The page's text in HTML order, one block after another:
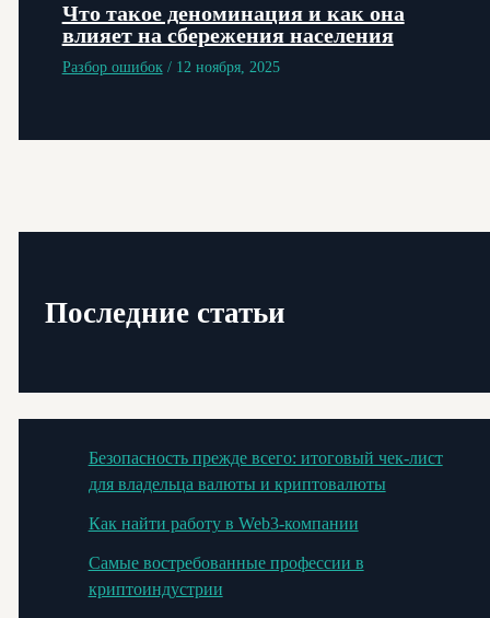
Последние статьи
Безопасность прежде всего: итоговый чек-лист
для владельца валюты и криптовалюты
Как найти работу в Web3-компании
Самые востребованные профессии в
криптоиндустрии
Что такое деноминация и как она
влияет на сбережения населения
Разбор ошибок/ 12 ноября, 2025